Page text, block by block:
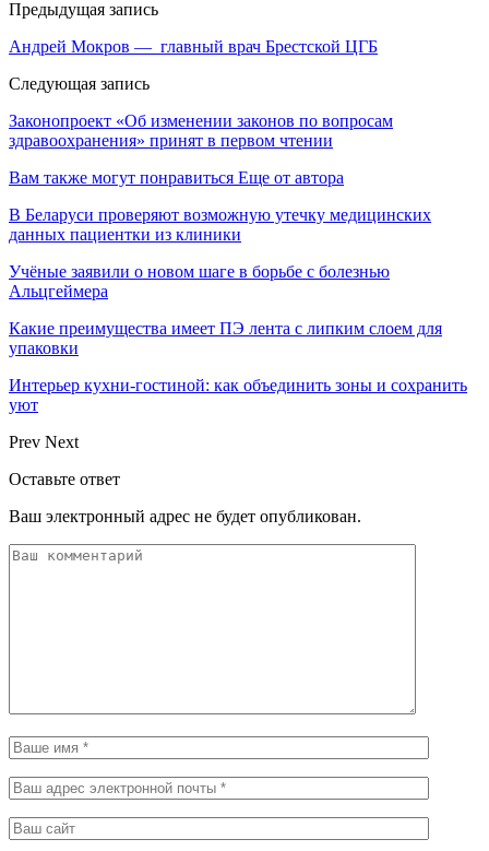
Предыдущая запись
Андрей Мокров — главный врач Брестской ЦГБ
Следующая запись
Законопроект «Об изменении законов по вопросам
здравоохранения» принят в первом чтении
Вам также могут понравиться Еще от автора
В Беларуси проверяют возможную утечку медицинских
данных пациентки из клиники
Учёные заявили о новом шаге в борьбе с болезнью
Альцгеймера
Какие преимущества имеет ПЭ лента с липким слоем для
упаковки
Интерьер кухни-гостиной: как объединить зоны и сохранить
уют
Prev Next
Оставьте ответ
Ваш электронный адрес не будет опубликован.